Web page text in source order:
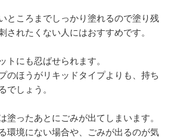
ところまでしっかり塗れるので塗り残
されたくない人にはおすすめです。
トにも忍ばせられます。
のほうがリキッドタイプよりも、持ち
でしょう。
塗ったあとにごみが出てしまいます。
環境にない場合や、ごみが出るのが気